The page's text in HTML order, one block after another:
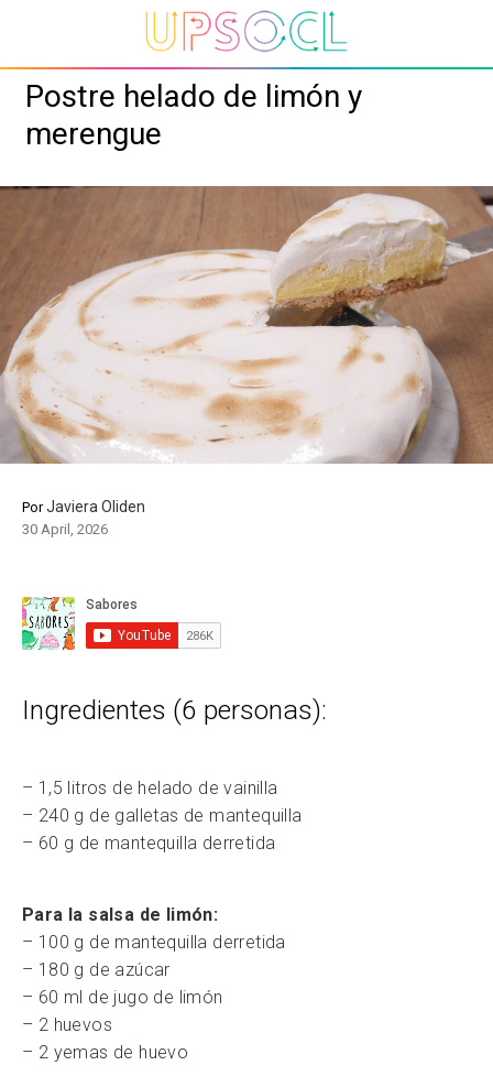
Postre helado de limón y
merengue
PorJaviera Oliden
30 April, 2026
Ingredientes (6 personas):
– 1,5 litros de helado de vainilla
– 240 g de galletas de mantequilla
– 60 g de mantequilla derretida
Para la salsa de limón:
– 100 g de mantequilla derretida
– 180 g de azúcar
– 60 ml de jugo de limón
– 2 huevos
– 2 yemas de huevo